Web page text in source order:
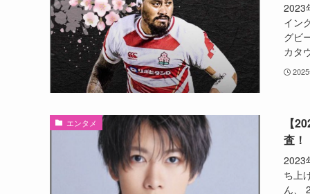
2023
イン
グビ
カタ
エンタメ
【
査！
2023
ち上
ん、